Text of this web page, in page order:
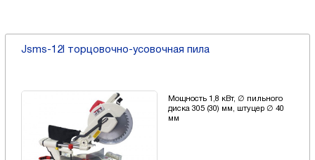
Jsms-12l торцовочно-усовочная пила
Мощность 1,8 кВт, ∅ пильного
диска 305 (30) мм, штуцер ∅ 40
мм